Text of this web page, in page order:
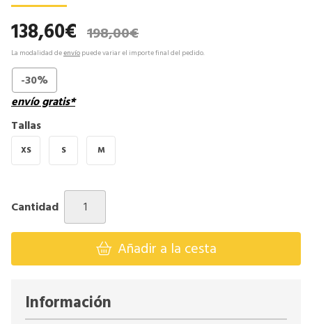
138,60€ 198,00€
La modalidad deenvío puede variar el importe final del pedido.
-30%
envío gratis*
Tallas
XS S M
Cantidad
Añadir a la cesta
Información